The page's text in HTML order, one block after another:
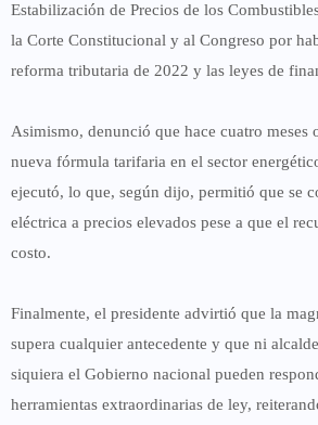
Estabilización de Precios de los
la Corte Constitucional y al Congreso por
reforma tributaria de 2022 y las leyes de
Asimismo, denunció que hace cuatro meses
nueva fórmula tarifaria en el sector
ejecutó, lo que, según dijo, permitió que se
eléctrica a precios elevados pese a que el
costo.
Finalmente, el presidente advirtió que la
supera cualquier antecedente y que ni
siquiera el Gobierno nacional pueden
herramientas extraordinarias de ley,